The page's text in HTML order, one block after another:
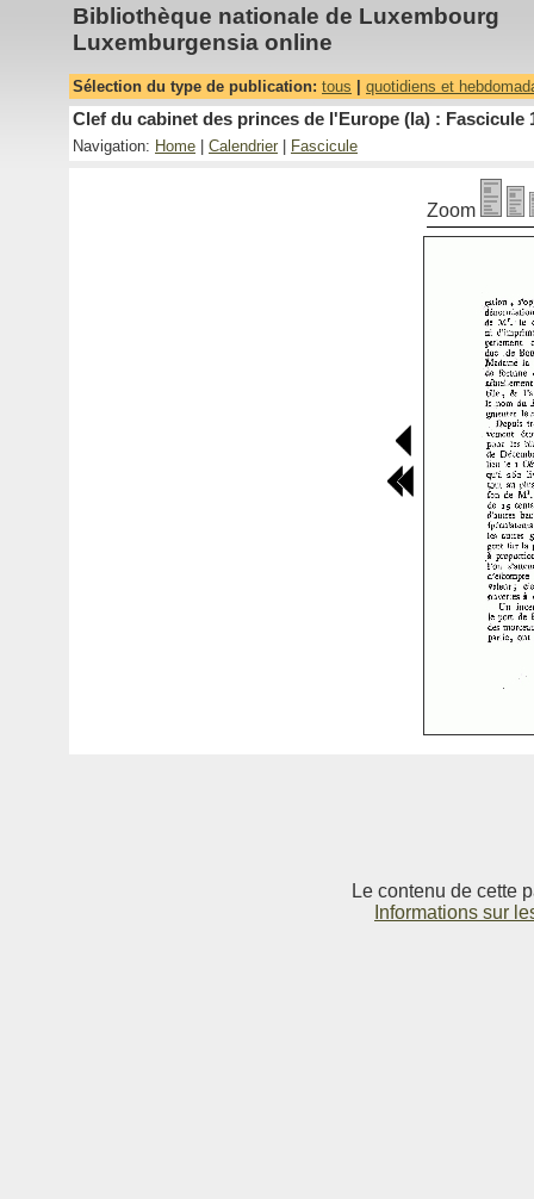
Bibliothèque nationale de Luxembourg
Luxemburgensia online
Sélection du type de publication: tous quotidiens et
Clef du cabinet des princes de l'Europe (la) : Fascicule
Navigation: Home Calendrier Fascicule
Zoom
Le contenu de cette
Informations sur